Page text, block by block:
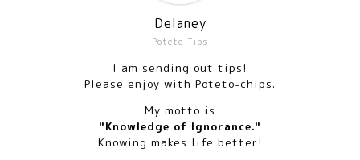
Poteto-Tips
Delaney
I am sending out tips!
Please enjoy with Poteto-chips.
My motto is
"Knowledge of Ignorance."
Knowing makes life better!